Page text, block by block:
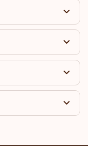
içerebilir.